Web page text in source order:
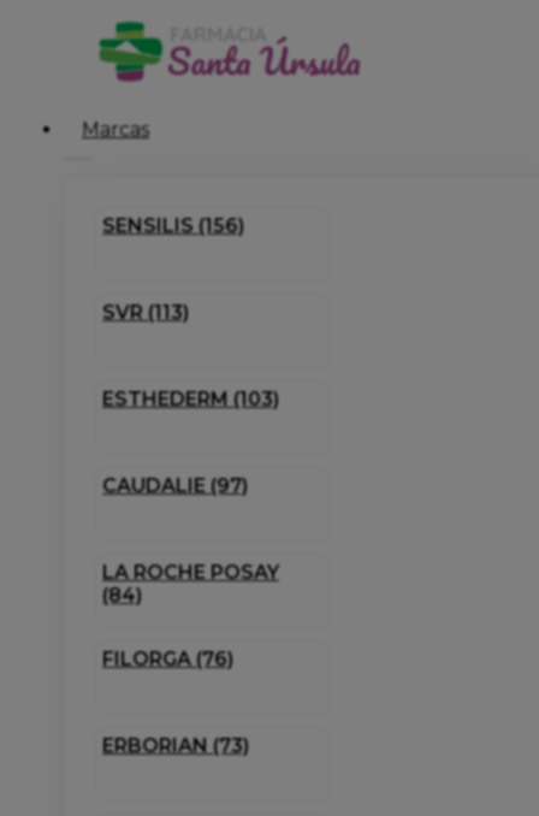
Marcas
SENSILIS (156)
SVR (113)
ESTHEDERM (103)
CAUDALIE (97)
LA ROCHE POSAY
(84)
FILORGA (76)
ERBORIAN (73)